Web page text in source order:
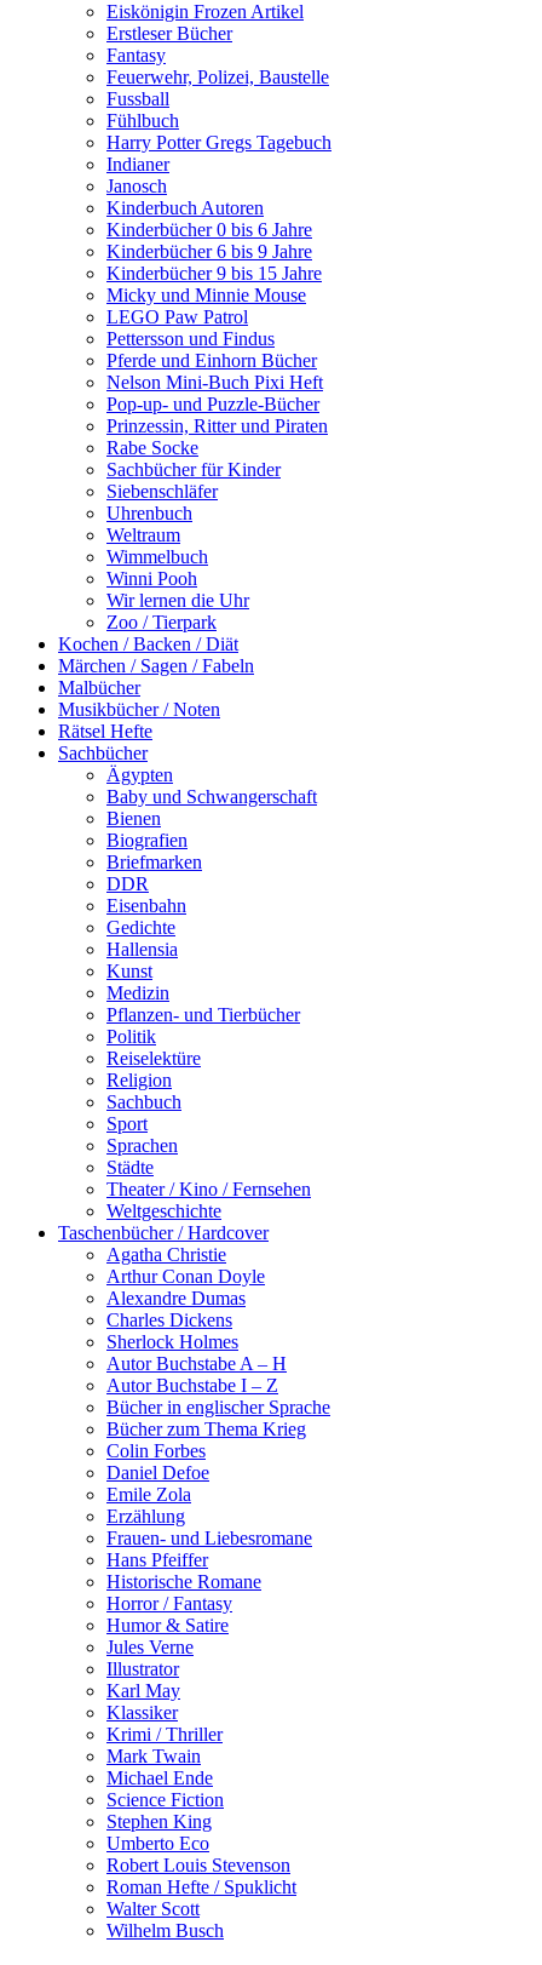
Eiskönigin Frozen Artikel
Erstleser Bücher
Fantasy
Feuerwehr, Polizei, Baustelle
Fussball
Fühlbuch
Harry Potter Gregs Tagebuch
Indianer
Janosch
Kinderbuch Autoren
Kinderbücher 0 bis 6 Jahre
Kinderbücher 6 bis 9 Jahre
Kinderbücher 9 bis 15 Jahre
Micky und Minnie Mouse
LEGO Paw Patrol
Pettersson und Findus
Pferde und Einhorn Bücher
Nelson Mini-Buch Pixi Heft
Pop-up- und Puzzle-Bücher
Prinzessin, Ritter und Piraten
Rabe Socke
Sachbücher für Kinder
Siebenschläfer
Uhrenbuch
Weltraum
Wimmelbuch
Winni Pooh
Wir lernen die Uhr
Zoo / Tierpark
Kochen / Backen / Diät
Märchen / Sagen / Fabeln
Malbücher
Musikbücher / Noten
Rätsel Hefte
Sachbücher
Ägypten
Baby und Schwangerschaft
Bienen
Biografien
Briefmarken
DDR
Eisenbahn
Gedichte
Hallensia
Kunst
Medizin
Pflanzen- und Tierbücher
Politik
Reiselektüre
Religion
Sachbuch
Sport
Sprachen
Städte
Theater / Kino / Fernsehen
Weltgeschichte
Taschenbücher / Hardcover
Agatha Christie
Arthur Conan Doyle
Alexandre Dumas
Charles Dickens
Sherlock Holmes
Autor Buchstabe A – H
Autor Buchstabe I – Z
Bücher in englischer Sprache
Bücher zum Thema Krieg
Colin Forbes
Daniel Defoe
Emile Zola
Erzählung
Frauen- und Liebesromane
Hans Pfeiffer
Historische Romane
Horror / Fantasy
Humor & Satire
Jules Verne
Illustrator
Karl May
Klassiker
Krimi / Thriller
Mark Twain
Michael Ende
Science Fiction
Stephen King
Umberto Eco
Robert Louis Stevenson
Roman Hefte / Spuklicht
Walter Scott
Wilhelm Busch